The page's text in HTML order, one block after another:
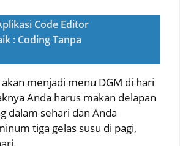
Code Editor
: Coding Tanpa
akan menjadi menu DGM di hari
Anda harus makan delapan
dalam sehari dan Anda
tiga gelas susu di pagi,